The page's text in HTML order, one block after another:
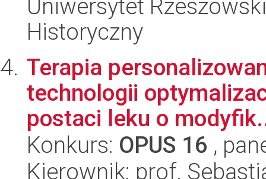
Uniwersytet
Historyczny
Terapia
technologii
postaci leku o
Konkurs: OPUS 16 ,
Kierownik: prof.